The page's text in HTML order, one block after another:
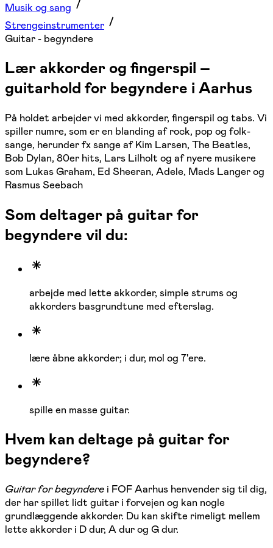
Musik og sang
Strengeinstrumenter
Guitar - begyndere
Lær akkorder og fingerspil –
guitarhold for begyndere i Aarhus
På holdet arbejder vi med akkorder, fingerspil og tabs. Vi
spiller numre, som er en blanding af rock, pop og folk-
sange, herunder fx sange af Kim Larsen, The Beatles,
Bob Dylan, 80er hits, Lars Lilholt og af nyere musikere
som Lukas Graham, Ed Sheeran, Adele, Mads Langer og
Rasmus Seebach
Som deltager på guitar for
begyndere vil du:
arbejde med lette akkorder, simple strums og
akkorders basgrundtune med efterslag.
lære åbne akkorder; i dur, mol og 7'ere.
spille en masse guitar.
Hvem kan deltage på guitar for
begyndere?
Guitar for begyndere i FOF Aarhus henvender sig til dig,
der har spillet lidt guitar i forvejen og kan nogle
grundlæggende akkorder. Du kan skifte rimeligt mellem
lette akkorder i D dur, A dur og G dur.